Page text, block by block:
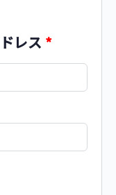
レス *